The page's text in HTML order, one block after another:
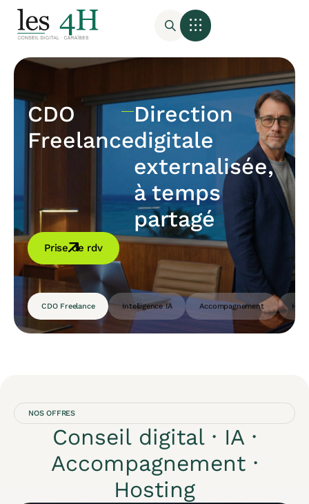
CDO Freelance Intelligence IA Accompagnement
CDO
Freelance
Direction
digitale
externalisée,
à temps
partagé
Prise de rdv
NOS OFFRES
Conseil digital · IA ·
Accompagnement ·
Hosting